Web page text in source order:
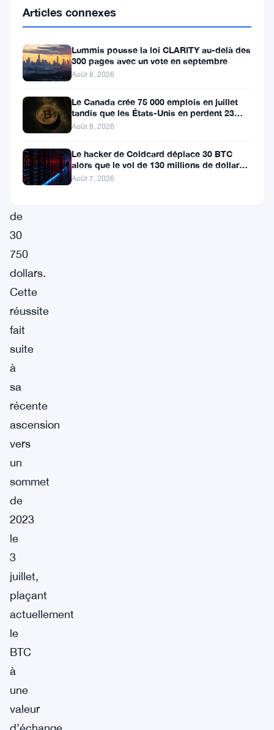
d’une
force
inébranlable
maintenant
niveau
de
30
750
dollars.
Cette
réussite
fait
suite
à
sa
récente
ascension
vers
un
sommet
de
2023
le
3
juillet,
plaçant
actuellement
le
BTC
à
une
valeur
Articles connexes
Lummis pousse la loi CLARITY au-delà des
300 pages avec un vote en septembre
Août 8, 2026
Le Canada crée 75 000 emplois en juillet
tandis que les États-Unis en perdent 23
000, Bitcoin reste à 65K
Août 8, 2026
Le hacker de Coldcard déplace 30 BTC
alors que le vol de 130 millions de dollars
entre dans une nouvelle phase
Août 7, 2026